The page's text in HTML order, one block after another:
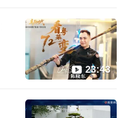
23:43